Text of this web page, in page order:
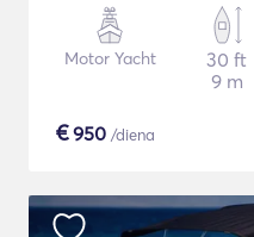
Motor Yacht
30 ft
9 m
€950 /diena